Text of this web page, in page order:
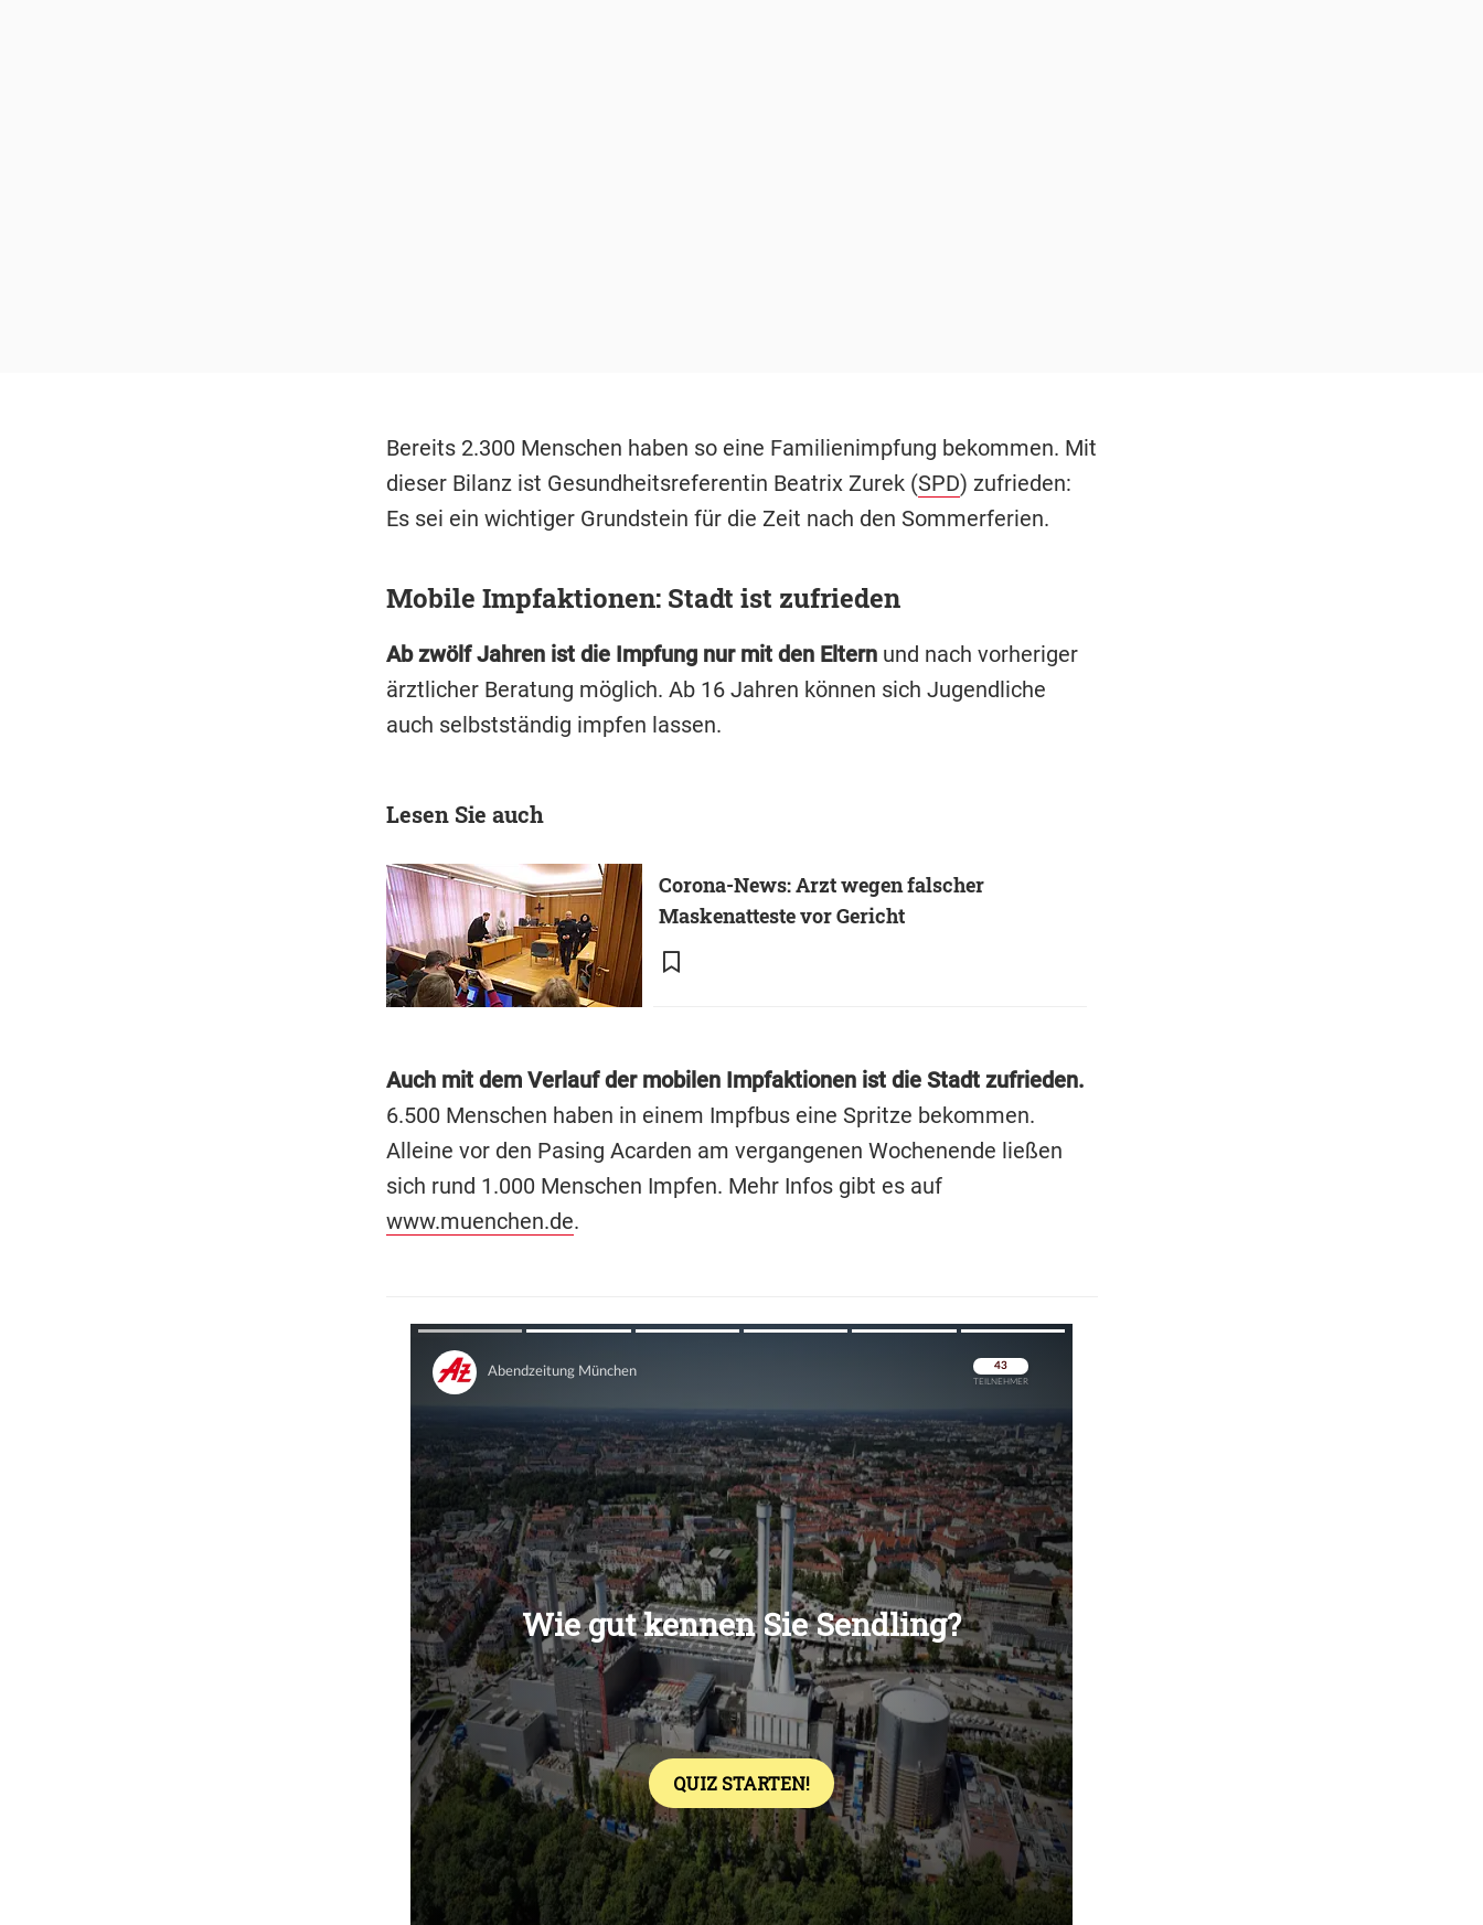
Bereits 2.300 Menschen haben so eine Familienimpfung bekommen. Mit
dieser Bilanz ist Gesundheitsreferentin Beatrix Zurek (SPD) zufrieden:
Es sei ein wichtiger Grundstein für die Zeit nach den Sommerferien.
Mobile Impfaktionen: Stadt ist zufrieden
Ab zwölf Jahren ist die Impfung nur mit den Eltern und nach vorheriger
ärztlicher Beratung möglich. Ab 16 Jahren können sich Jugendliche
auch selbstständig impfen lassen.
Lesen Sie auch
Corona-News: Arzt wegen falscher
Maskenatteste vor Gericht
Auch mit dem Verlauf der mobilen Impfaktionen ist die Stadt zufrieden.
6.500 Menschen haben in einem Impfbus eine Spritze bekommen.
Alleine vor den Pasing Acarden am vergangenen Wochenende ließen
sich rund 1.000 Menschen Impfen. Mehr Infos gibt es auf
www.muenchen.de.
Überspringen
Überspringen